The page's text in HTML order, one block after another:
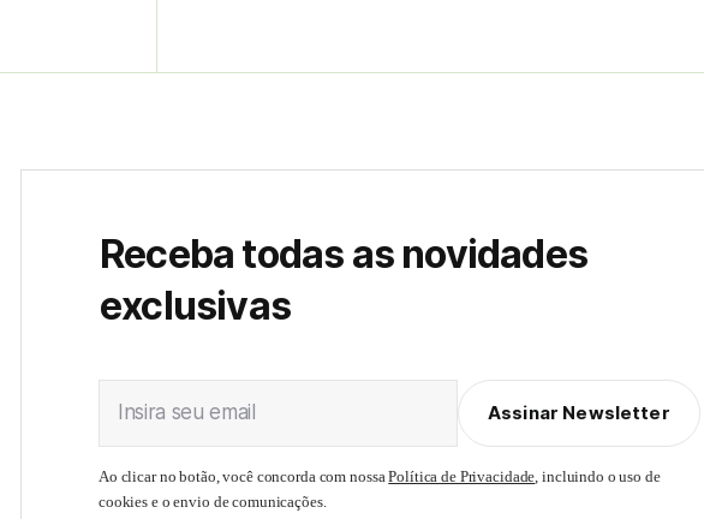
Receba todas as novidades
exclusivas
Insira seu email Assinar Newsletter
Ao clicar no botão, você concorda com nossaPolítica de Privacidade, incluindo o uso de
cookies e o envio de comunicações.